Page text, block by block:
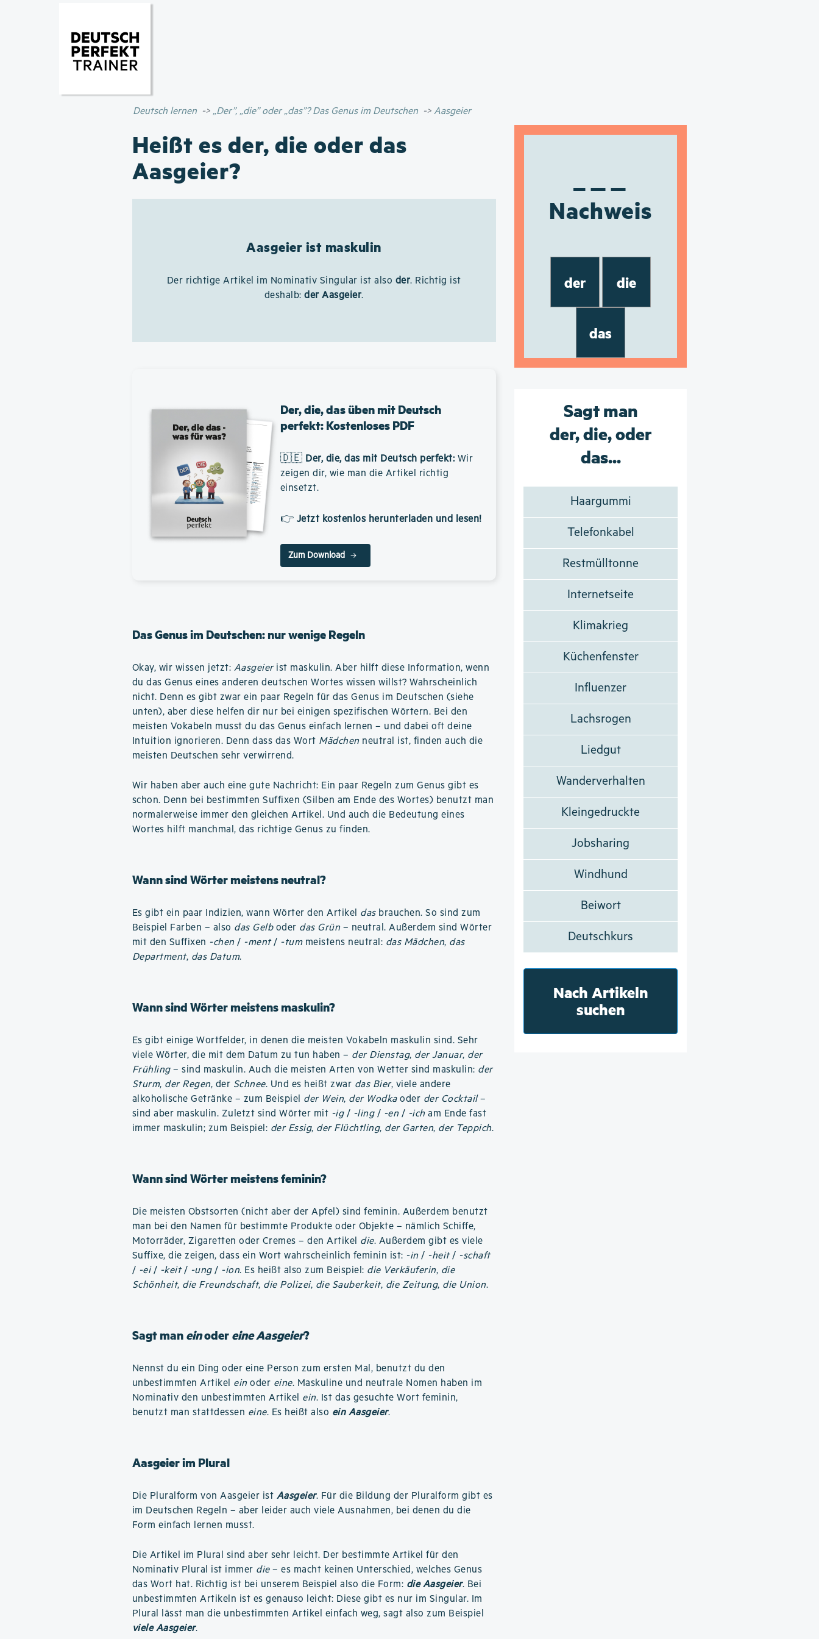
Deutsch lernen „Der”, „die” oder „das”? Das Genus im Deutschen Aasgeier
Heißt es der, die oder das
Aasgeier?
Aasgeier ist maskulin
Der richtige Artikel im Nominativ Singular ist also der. Richtig ist
deshalb:der Aasgeier.
Der, die, das üben mit Deutsch
perfekt: Kostenloses PDF
🇩🇪 Der, die, das mit Deutsch perfekt: Wir
zeigen dir, wie man die Artikel richtig
einsetzt.
👉 Jetzt kostenlos herunterladen und lesen!
Zum Download
Das Genus im Deutschen: nur wenige Regeln
Okay, wir wissen jetzt: Aasgeierist maskulin. Aber hilft diese Information, wenn
du das Genus eines anderen deutschen Wortes wissen willst? Wahrscheinlich
nicht. Denn es gibt zwar ein paar Regeln für das Genus im Deutschen (siehe
unten), aber diese helfen dir nur bei einigen spezifischen Wörtern. Bei den
meisten Vokabeln musst du das Genus einfach lernen – und dabei oft deine
Intuition ignorieren. Denn dass das Wort Mädchen neutral ist, finden auch die
meisten Deutschen sehr verwirrend.
Wir haben aber auch eine gute Nachricht: Ein paar Regeln zum Genus gibt es
schon. Denn bei bestimmten Suffixen (Silben am Ende des Wortes) benutzt man
normalerweise immer den gleichen Artikel. Und auch die Bedeutung eines
Wortes hilft manchmal, das richtige Genus zu finden.
Wann sind Wörter meistens neutral?
Es gibt ein paar Indizien, wann Wörter den Artikel dasbrauchen. So sind zum
Beispiel Farben – also das Gelboder das Grün – neutral. Außerdem sind Wörter
mit den Suffixen -chen / -ment/ -tummeistens neutral: das Mädchen, das
Department, das Datum.
Wann sind Wörter meistens maskulin?
Es gibt einige Wortfelder, in denen die meisten Vokabeln maskulin sind. Sehr
viele Wörter, die mit dem Datum zu tun haben – der Dienstag, der Januar, der
Frühling– sind maskulin. Auch die meisten Arten von Wetter sind maskulin: der
Sturm, der Regen, der Schnee. Und es heißt zwar das Bier, viele andere
alkoholische Getränke – zum Beispiel der Wein, der Wodkaoder der Cocktail–
sind aber maskulin. Zuletzt sind Wörter mit -ig/ -ling/ -en / -ich am Ende fast
immer maskulin; zum Beispiel: der Essig, der Flüchtling, der Garten, der Teppich.
Wann sind Wörter meistens feminin?
Die meisten Obstsorten (nicht aber der Apfel) sind feminin. Außerdem benutzt
man bei den Namen für bestimmte Produkte oder Objekte – nämlich Schiffe,
Motorräder, Zigaretten oder Cremes – den Artikel die. Außerdem gibt es viele
Suffixe, die zeigen, dass ein Wort wahrscheinlich feminin ist: -in / -heit/ -schaft
/ -ei/ -keit/ -ung/ -ion. Es heißt also zum Beispiel: die Verkäuferin, die
Schönheit, die Freundschaft, die Polizei, die Sauberkeit, die Zeitung, die Union.
Sagt maneinodereine Aasgeier?
Nennst du ein Ding oder eine Person zum ersten Mal, benutzt du den
unbestimmten Artikel ein oder eine. Maskuline und neutrale Nomen haben im
Nominativ den unbestimmten Artikel ein. Ist das gesuchte Wort feminin,
benutzt man stattdessen eine. Es heißt also ein Aasgeier.
Aasgeier im Plural
Die Pluralform von Aasgeier ist Aasgeier. Für die Bildung der Pluralform gibt es
im Deutschen Regeln – aber leider auch viele Ausnahmen, bei denen du die
Form einfach lernen musst.
Die Artikel im Plural sind aber sehr leicht. Der bestimmte Artikel für den
Nominativ Plural ist immer die– es macht keinen Unterschied, welches Genus
das Wort hat. Richtig ist bei unserem Beispiel also die Form: die Aasgeier. Bei
unbestimmten Artikeln ist es genauso leicht: Diese gibt es nur im Singular. Im
Plural lässt man die unbestimmten Artikel einfach weg, sagt also zum Beispiel
viele Aasgeier.
Nachweis
der die
das
Sagt man
der, die, oder
das...
Haargummi
Telefonkabel
Restmülltonne
Internetseite
Klimakrieg
Küchenfenster
Influenzer
Lachsrogen
Liedgut
Wanderverhalten
Kleingedruckte
Jobsharing
Windhund
Beiwort
Deutschkurs
Nach Artikeln
suchen